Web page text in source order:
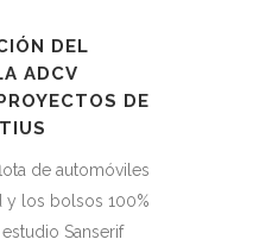
DEL
ADCV
DE
de automóviles
y los bolsos 100%
Sanserif